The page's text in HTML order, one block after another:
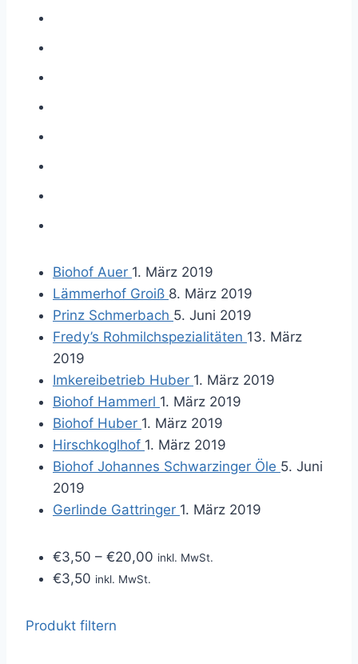
Biohof Auer 1. März 2019
Lämmerhof Groiß 8. März 2019
Prinz Schmerbach 5. Juni 2019
Fredy’s Rohmilchspezialitäten 13. März
2019
Imkereibetrieb Huber 1. März 2019
Biohof Hammerl 1. März 2019
Biohof Huber 1. März 2019
Hirschkoglhof 1. März 2019
Biohof Johannes Schwarzinger Öle 5. Juni
2019
Gerlinde Gattringer 1. März 2019
€3,50 – €20,00 inkl. MwSt.
€3,50 inkl. MwSt.
Produkt filtern